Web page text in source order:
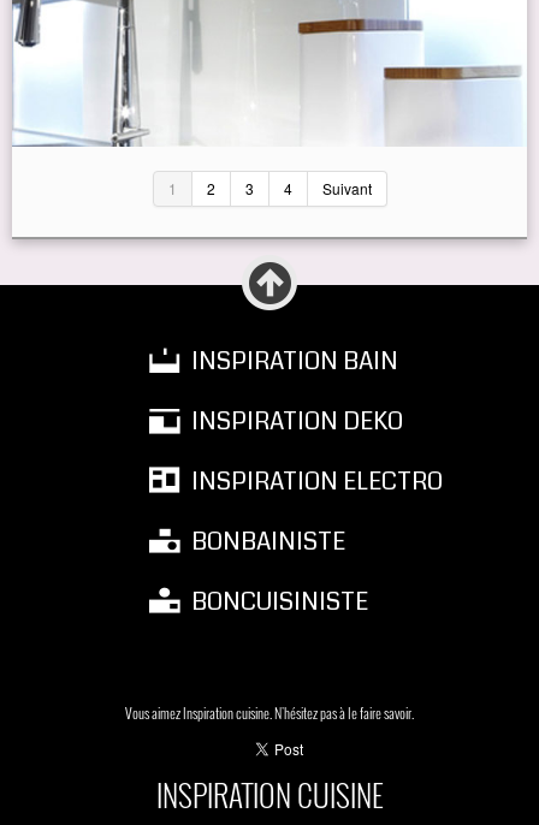
1 2 3 4 Suivant
INSPIRATION BAIN
INSPIRATION DEKO
INSPIRATION ELECTRO
BONBAINISTE
BONCUISINISTE
Vous aimez Inspiration cuisine. N'hésitez pas à le faire savoir.
INSPIRATION CUISINE